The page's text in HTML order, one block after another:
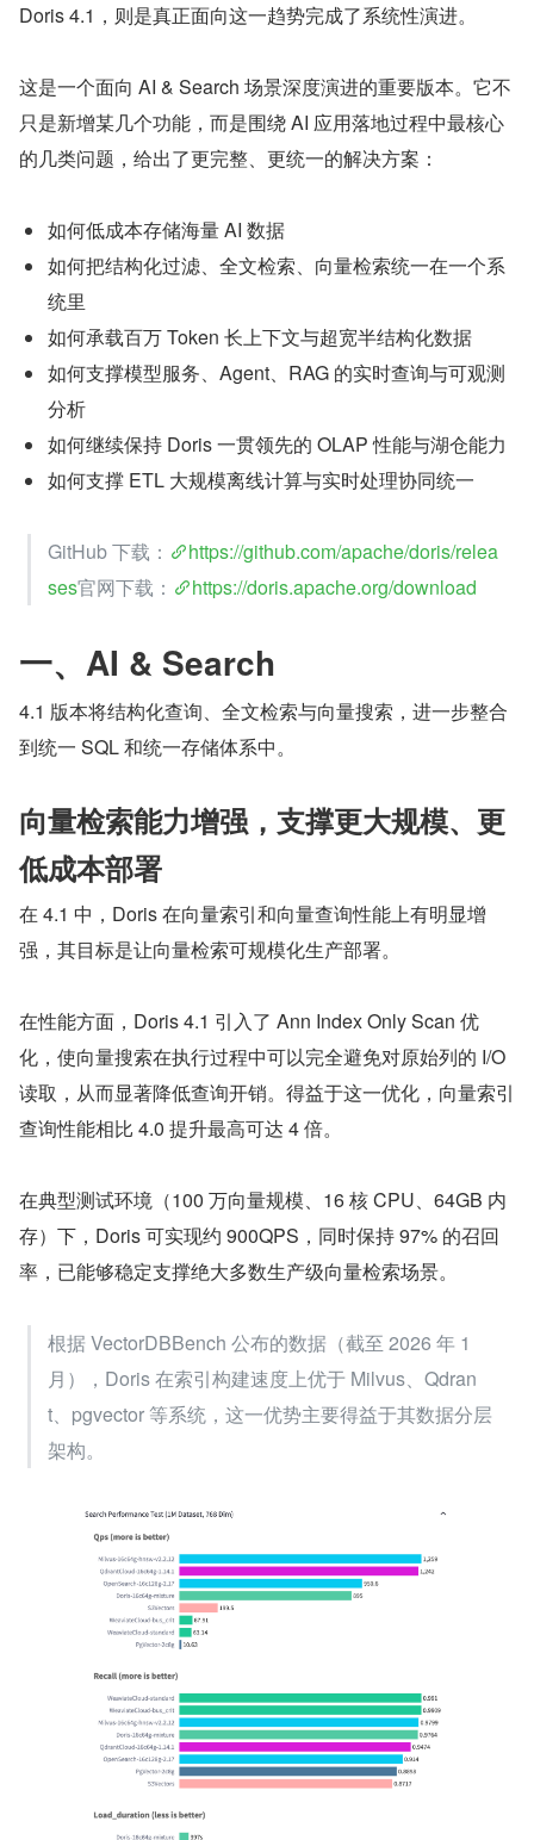
Doris 4.1，则是真正面向这一趋势完成了系统性演进。
这是一个面向 AI & Search 场景深度演进的重要版本。它不
只是新增某几个功能，而是围绕 AI 应用落地过程中最核心
的几类问题，给出了更完整、更统一的解决方案：
如何低成本存储海量 AI 数据
如何把结构化过滤、全文检索、向量检索统一在一个系
统里
如何承载百万 Token 长上下文与超宽半结构化数据
如何支撑模型服务、Agent、RAG 的实时查询与可观测
分析
如何继续保持 Doris 一贯领先的 OLAP 性能与湖仓能力
如何支撑 ETL 大规模离线计算与实时处理协同统一
GitHub 下载：
https://github.com/apache/doris/relea
ses官网下载： https://doris.apache.org/download
一、AI & Search
4.1 版本将结构化查询、全文检索与向量搜索，进一步整合
到统一 SQL 和统一存储体系中。
向量检索能力增强，支撑更大规模、更
低成本部署
在 4.1 中，Doris 在向量索引和向量查询性能上有明显增
强，其目标是让向量检索可规模化生产部署。
在性能方面，Doris 4.1 引入了 Ann Index Only Scan 优
化，使向量搜索在执行过程中可以完全避免对原始列的 I/O
读取，从而显著降低查询开销。得益于这一优化，向量索引
查询性能相比 4.0 提升最高可达 4 倍。
在典型测试环境（100 万向量规模、16 核 CPU、64GB 内
存）下，Doris 可实现约 900QPS，同时保持 97% 的召回
率，已能够稳定支撑绝大多数生产级向量检索场景。
根据 VectorDBBench 公布的数据（截至 2026 年 1
月），Doris 在索引构建速度上优于 Milvus、Qdran
t、pgvector 等系统，这一优势主要得益于其数据分层
架构。